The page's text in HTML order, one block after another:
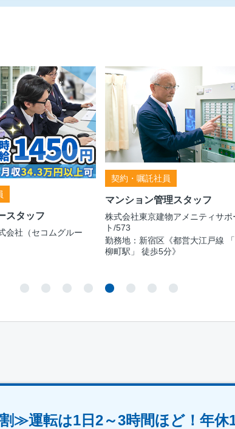
スタッフ
会社（セコムグルー
契約・嘱託社員
マンション管理スタッフ
株式会社東京建物アメニティサポ
ト/573
勤務地：新宿区《都営大江戸線
柳町駅」 徒歩5分》
≫運転は1日2～3時間ほど！年休